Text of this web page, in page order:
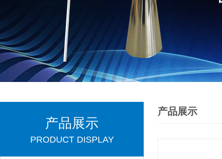
产品展示
PRODUCT DISPLAY
产品展示